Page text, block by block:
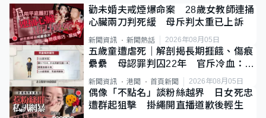
勸未婚夫戒煙爆命案 28歲女教師連捅
心臟兩刀判死緩 母斥判太重已上訴
新聞資訊 新聞熱話 2026年08月05日
五歲童遭虐死｜解剖揭長期捱餓、傷痕
纍纍 母認罪判囚22年 官斥冷血：同
類案最惡劣
新聞資訊 港聞 首頁新聞 2026年08月05日
偶像「不點名」談粉絲越界 日女死忠
遭群起狙擊 掛繩開直播道歉後輕生